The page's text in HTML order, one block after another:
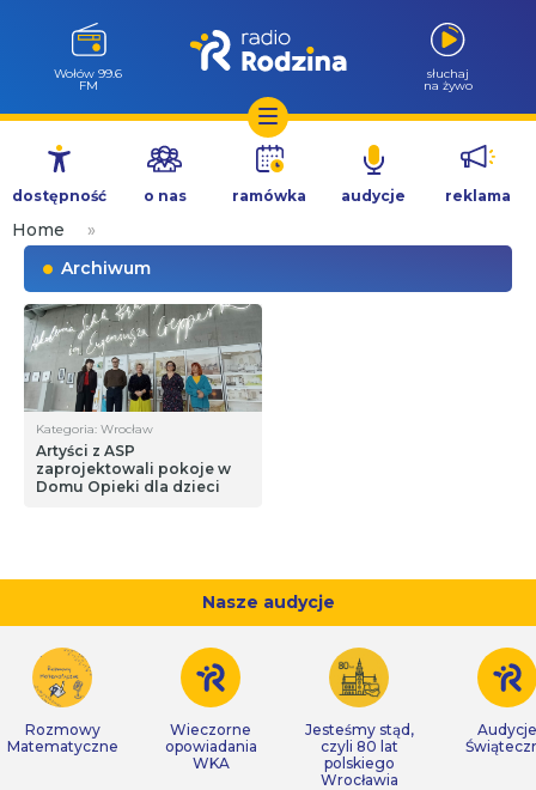
Przejdź
treści
Wołów 99.6
FM
słuchaj
na żywo
dostępność o nas ramówka audycje reklama
Home
»
Archiwum
Kategoria: Wrocław
Artyści z ASP
zaprojektowali pokoje w
Domu Opieki dla dzieci
Nasze audycje
Rozmowy
Matematyczne
Wieczorne
opowiadania
WKA
Jesteśmy stąd,
czyli 80 lat
polskiego
Wrocławia
Audycje